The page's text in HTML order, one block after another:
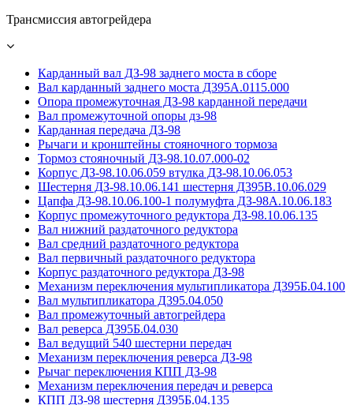
Трансмиссия автогрейдера
Карданный вал ДЗ-98 заднего моста в сборе
Вал карданный заднего моста Д395А.0115.000
Опора промежуточная ДЗ-98 карданной передачи
Вал промежуточной опоры дз-98
Карданная передача ДЗ-98
Рычаги и кронштейны стояночного тормоза
Тормоз стояночный ДЗ-98.10.07.000-02
Корпус ДЗ-98.10.06.059 втулка ДЗ-98.10.06.053
Шестерня ДЗ-98.10.06.141 шестерня Д395В.10.06.029
Цапфа ДЗ-98.10.06.100-1 полумуфта ДЗ-98А.10.06.183
Корпус промежуточного редуктора ДЗ-98.10.06.135
Вал нижний раздаточного редуктора
Вал средний раздаточного редуктора
Вал первичный раздаточного редуктора
Корпус раздаточного редуктора ДЗ-98
Механизм переключения мультипликатора Д395Б.04.100
Вал мультипликатора Д395.04.050
Вал промежуточный автогрейдера
Вал реверса Д395Б.04.030
Вал ведущий 540 шестерни передач
Механизм переключения реверса ДЗ-98
Рычаг переключения КПП ДЗ-98
Механизм переключения передач и реверса
КПП ДЗ-98 шестерня Д395Б.04.135